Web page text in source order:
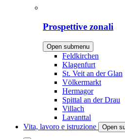
Prospettive zonali
Open submenu
Feldkirchen
Klagenfurt
St. Veit an der Glan
Völkermarkt
Hermagor
Spittal an der Drau
Villach
Lavanttal
Vita, lavoro e istruzione
Open